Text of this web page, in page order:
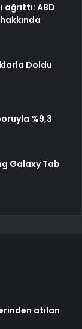
ağrıttı: ABD
Doldu
%9,3
Galaxy Tab
atılan